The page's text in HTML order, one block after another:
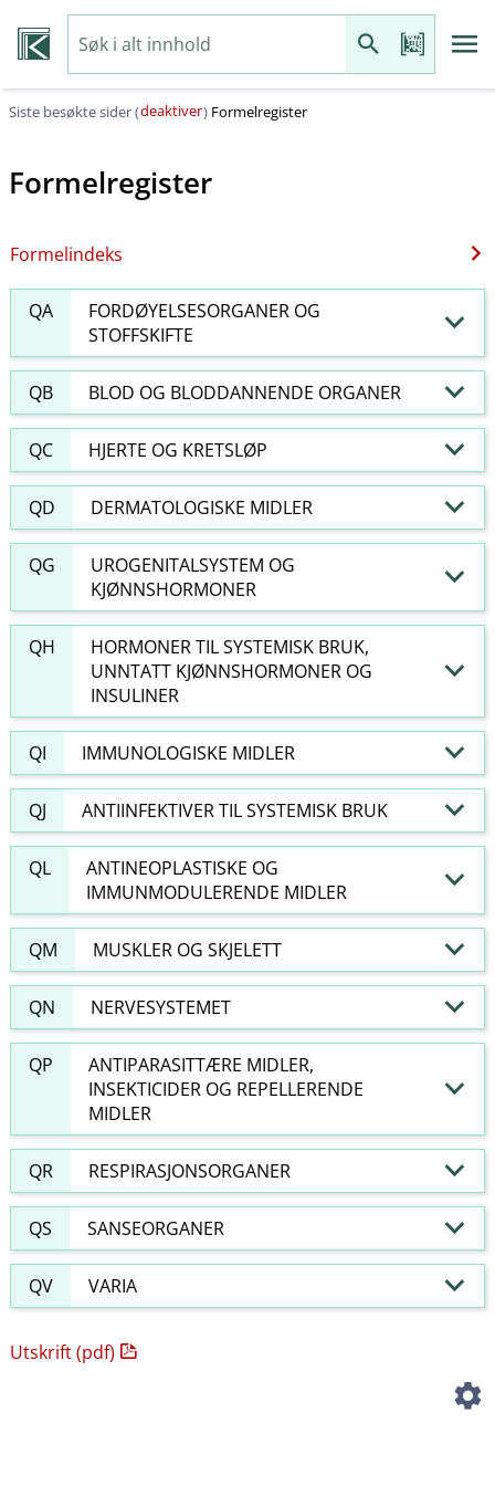
Siste besøkte sider (deaktiver) Formelregister
Formelregister
Formelindeks
QA
FORDØYELSESORGANER OG
STOFFSKIFTE
QB BLOD OG BLODDANNENDE ORGANER
QC HJERTE OG KRETSLØP
QD DERMATOLOGISKE MIDLER
QG
UROGENITALSYSTEM OG
KJØNNSHORMONER
QH
HORMONER TIL SYSTEMISK BRUK,
UNNTATT KJØNNSHORMONER OG
INSULINER
QI IMMUNOLOGISKE MIDLER
QJ ANTIINFEKTIVER TIL SYSTEMISK BRUK
QL
ANTINEOPLASTISKE OG
IMMUNMODULERENDE MIDLER
QM MUSKLER OG SKJELETT
QN NERVESYSTEMET
QP
ANTIPARASITTÆRE MIDLER,
INSEKTICIDER OG REPELLERENDE
MIDLER
QR RESPIRASJONSORGANER
QS SANSEORGANER
QV VARIA
Utskrift (pdf)